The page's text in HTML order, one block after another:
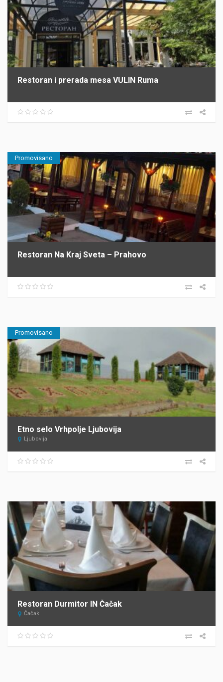
Restoran i prerada mesa VULIN Ruma
Promovisano
Restoran Na Kraj Sveta – Prahovo
Promovisano
Etno selo Vrhpolje Ljubovija
Ljubovija
Restoran Durmitor IN Čačak
Čačak